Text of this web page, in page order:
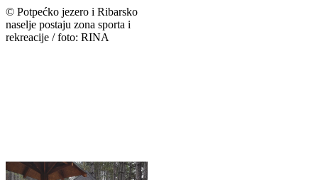
© Potpećko jezero i Ribarsko
naselje postaju zona sporta i
rekreacije / foto: RINA